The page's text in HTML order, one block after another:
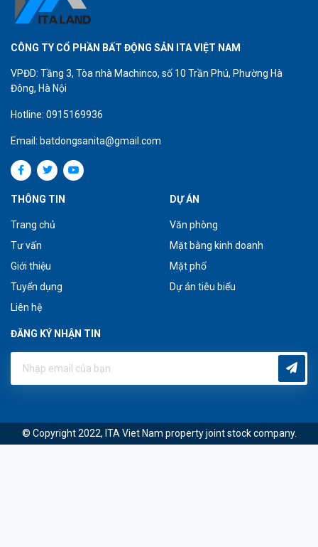
CÔNG TY CỔ PHẦN BẤT ĐỘNG SẢN ITA VIỆT NAM
VPĐD: Tầng 3, Tòa nhà Machinco, số 10 Trần Phú, Phường Hà
Đông, Hà Nội
Hotline: 0915169936
Email: batdongsanita@gmail.com
THÔNG TIN
Trang chủ
Tư vấn
Giới thiệu
Tuyển dụng
Liên hệ
DỰ ÁN
Văn phòng
Mặt bằng kinh doanh
Mặt phố
Dự án tiêu biểu
ĐĂNG KÝ NHẬN TIN
© Copyright 2022, ITA Viet Nam property joint stock company.